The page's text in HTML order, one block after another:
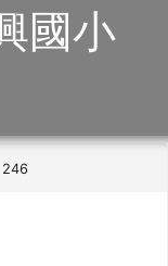
國小
果